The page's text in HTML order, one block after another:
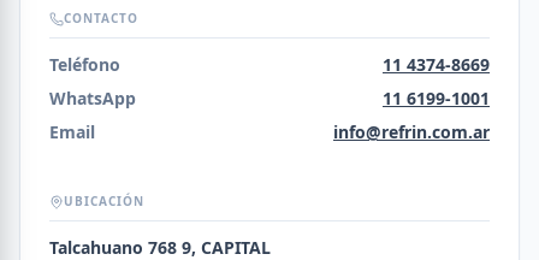
CONTACTO
Teléfono
11 4374-8669
WhatsApp
11 6199-1001
Email
info@refrin.com.ar
UBICACIÓN
Talcahuano 768 9, CAPITAL